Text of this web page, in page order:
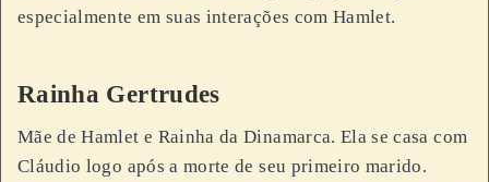
especialmente em suas interações com Hamlet.
Rainha Gertrudes
Mãe de Hamlet e Rainha da Dinamarca. Ela se casa com
Cláudio logo após a morte de seu primeiro marido.